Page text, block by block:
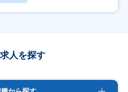
求人を探す